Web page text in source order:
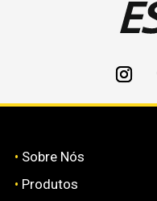
• Sobre Nós
• Produtos